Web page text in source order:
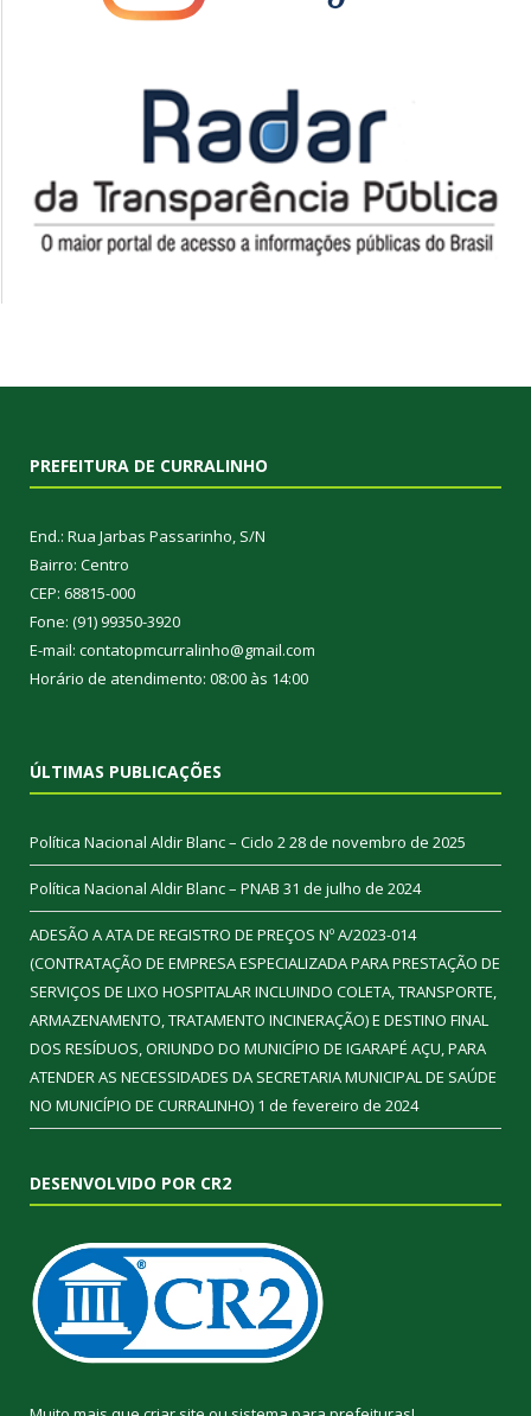
PREFEITURA DE CURRALINHO
End.: Rua Jarbas Passarinho, S/N
Bairro: Centro
CEP: 68815-000
Fone: (91) 99350-3920
E-mail: contatopmcurralinho@gmail.com
Horário de atendimento: 08:00 às 14:00
ÚLTIMAS PUBLICAÇÕES
Política Nacional Aldir Blanc – Ciclo 228 de novembro de 2025
Política Nacional Aldir Blanc – PNAB 31 de julho de 2024
ADESÃO A ATA DE REGISTRO DE PREÇOS Nº A/2023-014
(CONTRATAÇÃO DE EMPRESA ESPECIALIZADA PARA PRESTAÇÃO DE
SERVIÇOS DE LIXO HOSPITALAR INCLUINDO COLETA, TRANSPORTE,
ARMAZENAMENTO, TRATAMENTO INCINERAÇÃO) E DESTINO FINAL
DOS RESÍDUOS, ORIUNDO DO MUNICÍPIO DE IGARAPÉ AÇU, PARA
ATENDER AS NECESSIDADES DA SECRETARIA MUNICIPAL DE SAÚDE
NO MUNICÍPIO DE CURRALINHO) 1 de fevereiro de 2024
DESENVOLVIDO POR CR2